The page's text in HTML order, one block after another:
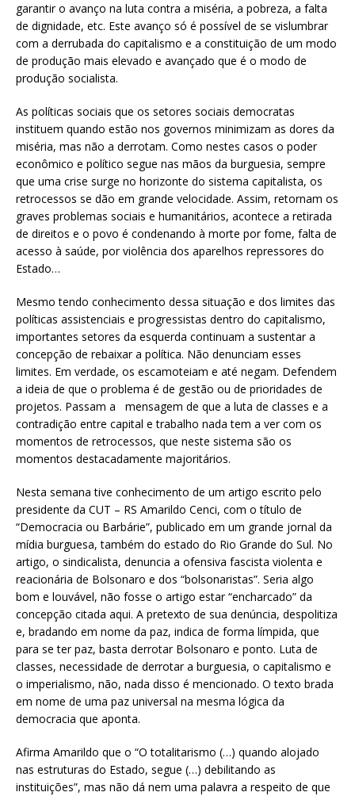
garantir o avanço na luta contra a miséria, a pobreza, a falta
de dignidade, etc. Este avanço só é possível de se vislumbrar
com a derrubada do capitalismo e a constituição de um modo
de produção mais elevado e avançado que é o modo de
produção socialista.
As políticas sociais que os setores sociais democratas
instituem quando estão nos governos minimizam as dores da
miséria, mas não a derrotam. Como nestes casos o poder
econômico e político segue nas mãos da burguesia, sempre
que uma crise surge no horizonte do sistema capitalista, os
retrocessos se dão em grande velocidade. Assim, retornam os
graves problemas sociais e humanitários, acontece a retirada
de direitos e o povo é condenando à morte por fome, falta de
acesso à saúde, por violência dos aparelhos repressores do
Estado…
Mesmo tendo conhecimento dessa situação e dos limites das
políticas assistenciais e progressistas dentro do capitalismo,
importantes setores da esquerda continuam a sustentar a
concepção de rebaixar a política. Não denunciam esses
limites. Em verdade, os escamoteiam e até negam. Defendem
a ideia de que o problema é de gestão ou de prioridades de
projetos. Passam a mensagem de que a luta de classes e a
contradição entre capital e trabalho nada tem a ver com os
momentos de retrocessos, que neste sistema são os
momentos destacadamente majoritários.
Nesta semana tive conhecimento de um artigo escrito pelo
presidente da CUT – RS Amarildo Cenci, com o título de
“Democracia ou Barbárie”, publicado em um grande jornal da
mídia burguesa, também do estado do Rio Grande do Sul. No
artigo, o sindicalista, denuncia a ofensiva fascista violenta e
reacionária de Bolsonaro e dos “bolsonaristas”. Seria algo
bom e louvável, não fosse o artigo estar “encharcado” da
concepção citada aqui. A pretexto de sua denúncia, despolitiza
e, bradando em nome da paz, indica de forma límpida, que
para se ter paz, basta derrotar Bolsonaro e ponto. Luta de
classes, necessidade de derrotar a burguesia, o capitalismo e
o imperialismo, não, nada disso é mencionado. O texto brada
em nome de uma paz universal na mesma lógica da
democracia que aponta.
Afirma Amarildo que o “O totalitarismo (…) quando alojado
nas estruturas do Estado, segue (…) debilitando as
instituições”, mas não dá nem uma palavra a respeito de que